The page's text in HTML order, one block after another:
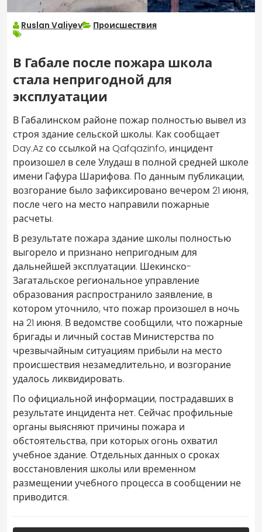
Ruslan Valiyev Происшествия
В Габале после пожара школа
стала непригодной для
эксплуатации
В Габалинском районе пожар полностью вывел из
строя здание сельской школы. Как сообщает
Day.Az со ссылкой на Qafqazinfo, инцидент
произошел в селе Улудаш в полной средней школе
имени Гафура Шарифова. По данным публикации,
возгорание было зафиксировано вечером 21 июня,
после чего на место направили пожарные
расчеты.
В результате пожара здание школы полностью
выгорело и признано непригодным для
дальнейшей эксплуатации. Шекинско-
Загатальское региональное управление
образования распространило заявление, в
котором уточнило, что пожар произошел в ночь
на 21 июня. В ведомстве сообщили, что пожарные
бригады и личный состав Министерства по
чрезвычайным ситуациям прибыли на место
происшествия незамедлительно, и возгорание
удалось ликвидировать.
По официальной информации, пострадавших в
результате инцидента нет. Сейчас профильные
органы выясняют причины пожара и
обстоятельства, при которых огонь охватил
учебное здание. Отдельных данных о сроках
восстановления школы или временном
размещении учебного процесса в сообщении не
приводится.